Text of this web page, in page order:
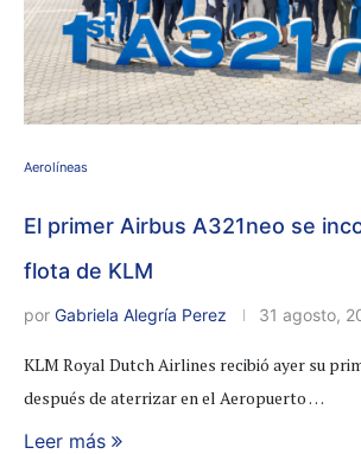
Aerolíneas
El primer Airbus A321neo se
flota de KLM
por Gabriela Alegría Perez 31 agosto,
KLM Royal Dutch Airlines recibió ayer su
después de aterrizar en el Aeropuerto …
Leer más